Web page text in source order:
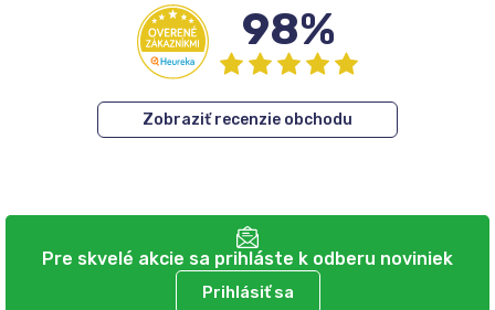
98%
Zobraziť recenzie obchodu
Pre skvelé akcie sa prihláste k odberu noviniek
Prihlásiť sa